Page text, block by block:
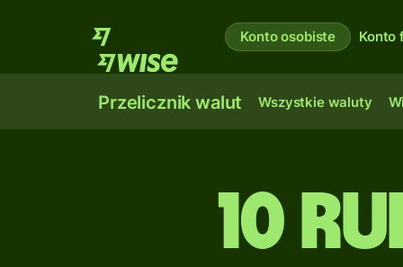
Konto osobiste Konto
Przelicznik walut Wszystkie waluty
10